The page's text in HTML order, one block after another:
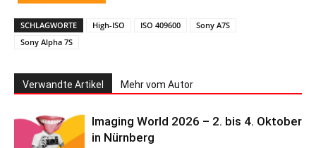
SCHLAGWORTE High-ISO ISO 409600
Sony A7S
Sony Alpha 7S
Verwandte Artikel Mehr vom Autor
Imaging World 2026 – 2. bis 4. Oktober
in Nürnberg